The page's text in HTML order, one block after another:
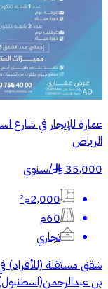
عمارة للإيجار في
الرياض
35,000
§
/سنوي
2,000م²
60م
تجاري
شقق مستقلة (للأفراد)